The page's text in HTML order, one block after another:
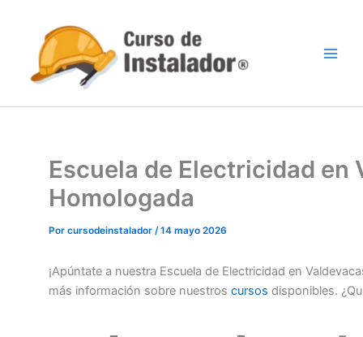
contenido
Escuela de Electricidad en
Homologada
Por cursodeinstalador /14 mayo 2026
¡Apúntate a nuestra Escuela de Electricidad en
más información sobre nuestros cursos disponibles.